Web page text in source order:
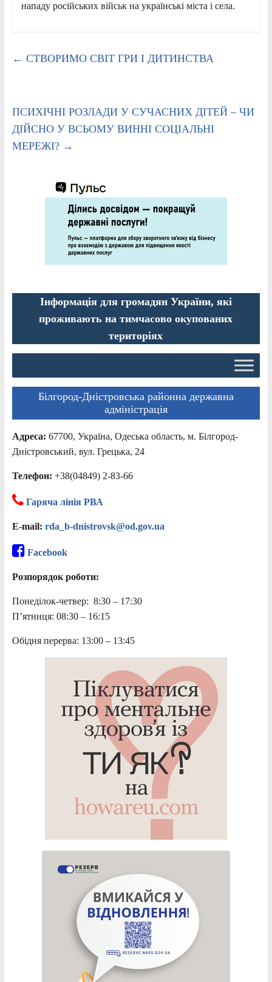
нападу російських військ на українські міста і села.
← СТВОРИМО СВІТ ГРИ І ДИТИНСТВА
ПСИХІЧНІ РОЗЛАДИ У СУЧАСНИХ ДІТЕЙ – ЧИ
ДІЙСНО У ВСЬОМУ ВИННІ СОЦІАЛЬНІ
МЕРЕЖІ? →
Інформація для громадян України, які
проживають на тимчасово окупованих
територіях
Білгород-Дністровська районна державна
адміністрація
Адреса: 67700, Україна, Одеська область, м. Білгород-
Дністровський, вул. Грецька, 24
Телефон: +38(04849) 2-83-66
Гаряча лінія РВА
E-mail: rda_b-dnistrovsk@od.gov.ua
Facebook
Розпорядок роботи:
Понеділок-четвер: 8:30 – 17:30
П’ятниця: 08:30 – 16:15
Обідня перерва: 13:00 – 13:45